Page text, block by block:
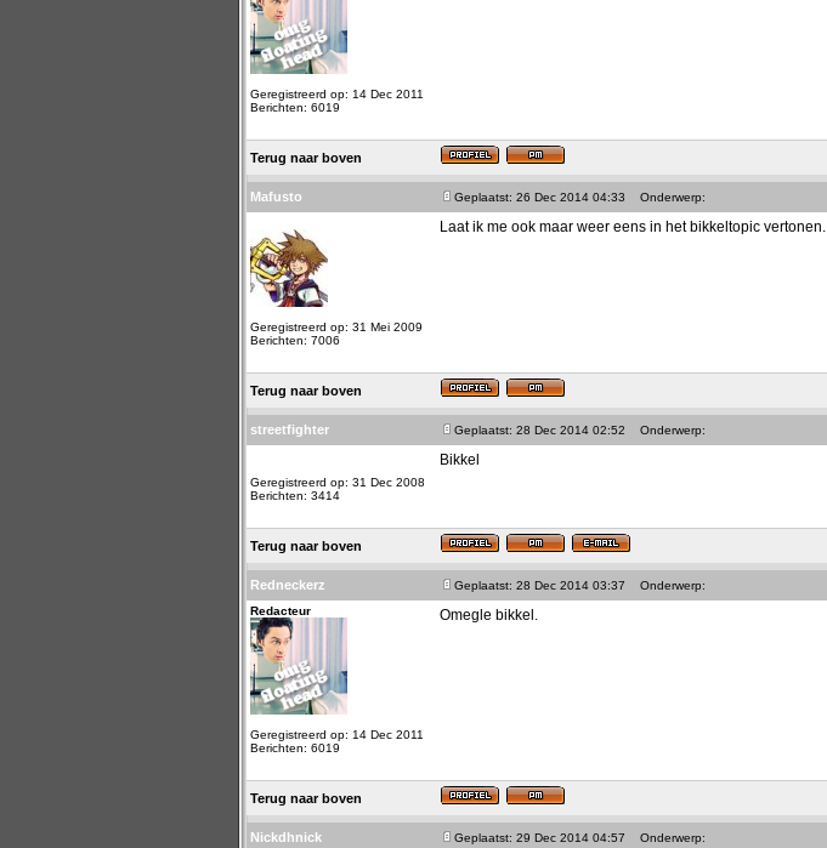
Geregistreerd op: 14 Dec 2011
Berichten: 6019
Terug naar boven
Mafusto Geplaatst: 26 Dec 2014 04:33 Onderwerp:
Geregistreerd op: 31 Mei 2009
Berichten: 7006
Laat ik me ook maar weer eens in het bikkeltopic vertonen.
Terug naar boven
streetfighter Geplaatst: 28 Dec 2014 02:52 Onderwerp:
Geregistreerd op: 31 Dec 2008
Berichten: 3414
Bikkel
Terug naar boven
Redneckerz Geplaatst: 28 Dec 2014 03:37
Onderwerp:
Redacteur
Geregistreerd op: 14 Dec 2011
Berichten: 6019
Omegle bikkel.
Terug naar boven
Nickdhnick Geplaatst: 29 Dec 2014 04:57 Onderwerp: